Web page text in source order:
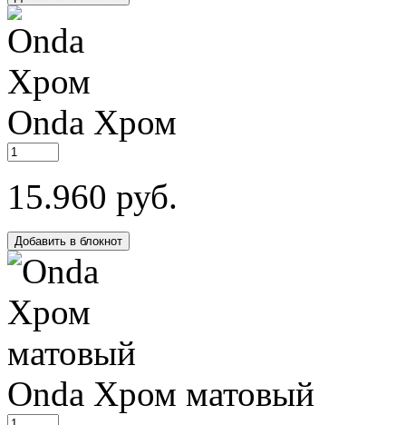
Onda Хром
15.960 руб.
Добавить в блокнот
Onda Хром матовый